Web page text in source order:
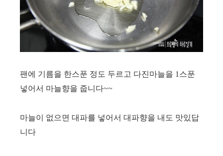
팬에 기름을 한스푼 정도 두르고 다진마늘을 1스푼
넣어서 마늘향을 줍니다~~
마늘이 없으면 대파를 넣어서 대파향을 내도 맛있답
니다